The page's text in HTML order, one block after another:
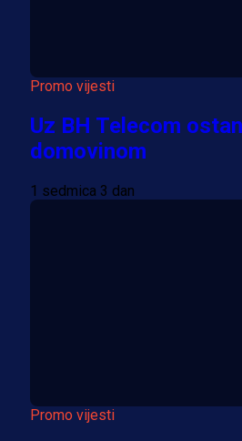
Promo vijesti
Uz BH Telecom
domovinom
1 sedmica 3 dan
Promo vijesti